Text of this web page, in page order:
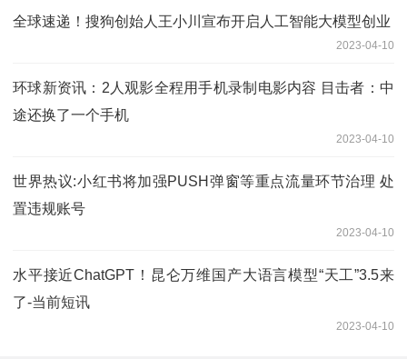
全球速递！搜狗创始人王小川宣布开启人工智能大模型创业
2023-04-10
环球新资讯：2人观影全程用手机录制电影内容 目击者：中
途还换了一个手机
2023-04-10
世界热议:小红书将加强PUSH弹窗等重点流量环节治理 处
置违规账号
2023-04-10
水平接近ChatGPT！昆仑万维国产大语言模型“天工”3.5来
了-当前短讯
2023-04-10